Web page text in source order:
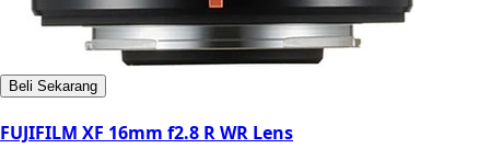
Beli Sekarang
FUJIFILM XF 16mm f2.8 R WR Lens